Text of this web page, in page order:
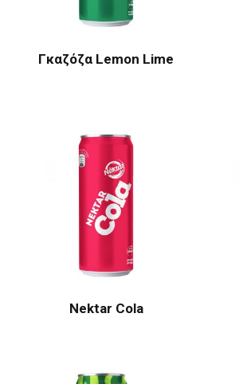
Γκαζόζα Lemon Lime
Nektar Cola